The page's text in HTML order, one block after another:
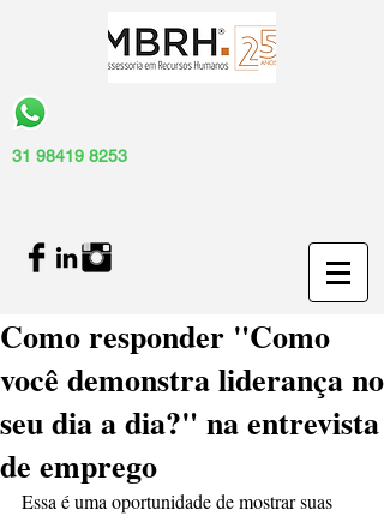
31 98419 8253
Como responder "Como
você demonstra liderança no
seu dia a dia?" na entrevista
de emprego
Essa é uma oportunidade de mostrar suas